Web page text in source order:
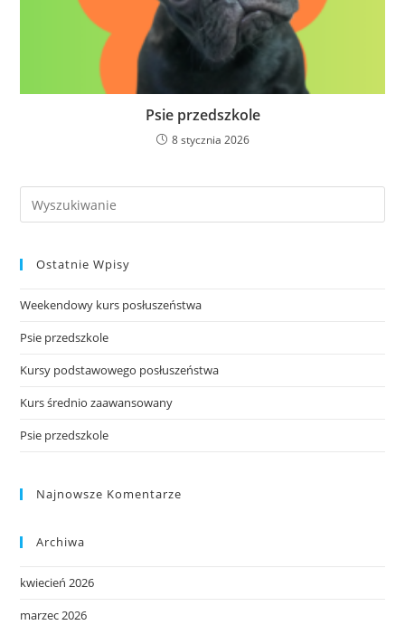
Psie przedszkole
8 stycznia 2026
Search
this
Ostatnie Wpisy
Weekendowy kurs posłuszeństwa
Psie przedszkole
Kursy podstawowego posłuszeństwa
Kurs średnio zaawansowany
Psie przedszkole
Najnowsze Komentarze
Archiwa
kwiecień 2026
marzec 2026